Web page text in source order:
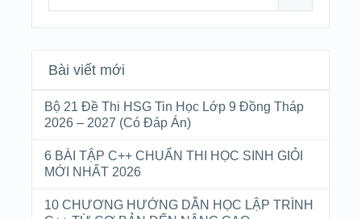
Bài viết mới
Bộ 21 Đề Thi HSG Tin Học Lớp 9 Đồng Tháp
2026 – 2027 (Có Đáp Án)
6 BÀI TẬP C++ CHUẨN THI HỌC SINH GIỎI
MỚI NHẤT 2026
10 CHƯƠNG HƯỚNG DẪN HỌC LẬP TRÌNH